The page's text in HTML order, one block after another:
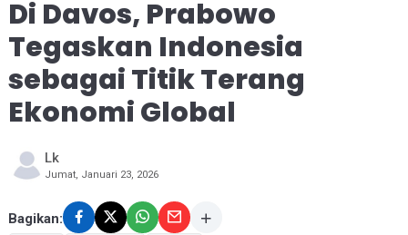
Di Davos, Prabowo
Tegaskan Indonesia
sebagai Titik Terang
Ekonomi Global
Lk
Jumat, Januari 23, 2026
Bagikan: